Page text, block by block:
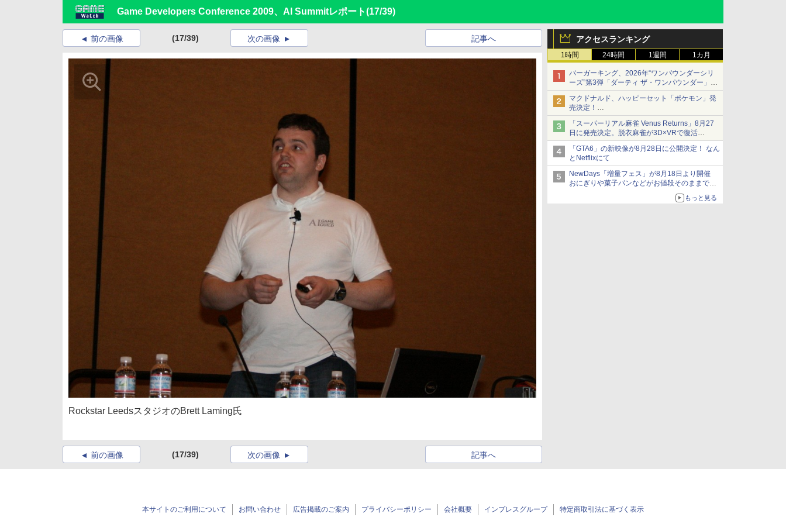
Game Developers Conference 2009、AI Summitレポート(17/39)
アクセスランキング
1時間 24時間 1週間 1カ月
バーガーキング、2026年“ワンパウンダーシリ
ーズ”第3弾「ダーティ ザ・ワンパウンダー」を
8月7日発売
「特製ガーリックマヨソース」を使用した超大
型チーズバーガー
マクドナルド、ハッピーセット「ポケモン」発
売決定！
ポケモン30周年記念で30匹が大集合
「スーパーリアル麻雀 Venus Returns」8月27
日に発売決定。脱衣麻雀が3D×VRで復活
発売から2週間は20%オフになるセールが実施
「GTA6」の新映像が8月28日に公開決定！ なん
とNetflixにて
NewDays「増量フェス」が8月18日より開催
おにぎりや菓子パンなどがお値段そのままで最
もっと見る
前の画像 (17/39) 記事へ
次の画像
Rockstar LeedsスタジオのBrett Laming氏
前の画像 (17/39) 記事へ
次の画像
本サイトのご利用について お問い合わせ 広告掲載のご案内 プライバシーポリシー 会社概要 インプレスグループ 特定商取引法に基づく表示